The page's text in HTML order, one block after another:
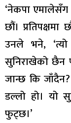
‘नेकपा एमालेसँग
छौं।
उनले भने,
सुनिराखेको छैन
जान्छ कि
डल्लो हो। यो
फुट्छ।’